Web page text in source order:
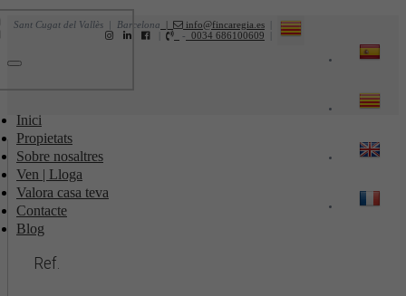
| info@fincaregia.es
Sant Cugat del Vallès | Barcelona
0034 686100609
-
Toggle
Inici
Propietats
Sobre nosaltres
Ven | Lloga
Valora casa teva
Contacte
Blog
Ref.